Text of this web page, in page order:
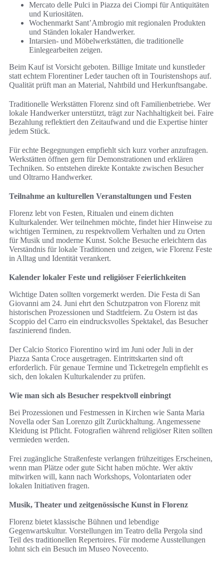
Mercato delle Pulci in Piazza dei Ciompi für Antiquitäten
und Kuriositäten.
Wochenmarkt Sant’Ambrogio mit regionalen Produkten
und Ständen lokaler Handwerker.
Intarsien- und Möbelwerkstätten, die traditionelle
Einlegearbeiten zeigen.
Beim Kauf ist Vorsicht geboten. Billige Imitate und kunstleder
statt echtem Florentiner Leder tauchen oft in Touristenshops auf.
Qualität prüft man an Material, Nahtbild und Herkunftsangabe.
Traditionelle Werkstätten Florenz sind oft Familienbetriebe. Wer
lokale Handwerker unterstützt, trägt zur Nachhaltigkeit bei. Faire
Bezahlung reflektiert den Zeitaufwand und die Expertise hinter
jedem Stück.
Für echte Begegnungen empfiehlt sich kurz vorher anzufragen.
Werkstätten öffnen gern für Demonstrationen und erklären
Techniken. So entstehen direkte Kontakte zwischen Besucher
und Oltrarno Handwerker.
Teilnahme an kulturellen Veranstaltungen und Festen
Florenz lebt von Festen, Ritualen und einem dichten
Kulturkalender. Wer teilnehmen möchte, findet hier Hinweise zu
wichtigen Terminen, zu respektvollem Verhalten und zu Orten
für Musik und moderne Kunst. Solche Besuche erleichtern das
Verständnis für lokale Traditionen und zeigen, wie Florenz Feste
in Alltag und Identität verankert.
Kalender lokaler Feste und religiöser Feierlichkeiten
Wichtige Daten sollten vorgemerkt werden. Die Festa di San
Giovanni am 24. Juni ehrt den Schutzpatron von Florenz mit
historischen Prozessionen und Stadtfeiern. Zu Ostern ist das
Scoppio del Carro ein eindrucksvolles Spektakel, das Besucher
faszinierend finden.
Der Calcio Storico Fiorentino wird im Juni oder Juli in der
Piazza Santa Croce ausgetragen. Eintrittskarten sind oft
erforderlich. Für genaue Termine und Ticketregeln empfiehlt es
sich, den lokalen Kulturkalender zu prüfen.
Wie man sich als Besucher respektvoll einbringt
Bei Prozessionen und Festmessen in Kirchen wie Santa Maria
Novella oder San Lorenzo gilt Zurückhaltung. Angemessene
Kleidung ist Pflicht. Fotografien während religiöser Riten sollten
vermieden werden.
Frei zugängliche Straßenfeste verlangen frühzeitiges Erscheinen,
wenn man Plätze oder gute Sicht haben möchte. Wer aktiv
mitwirken will, kann nach Workshops, Volontariaten oder
lokalen Initiativen fragen.
Musik, Theater und zeitgenössische Kunst in Florenz
Florenz bietet klassische Bühnen und lebendige
Gegenwartskultur. Vorstellungen im Teatro della Pergola sind
Teil des traditionellen Repertoires. Für moderne Ausstellungen
lohnt sich ein Besuch im Museo Novecento.